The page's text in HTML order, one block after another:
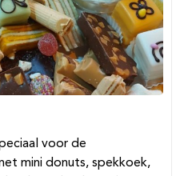
voor de
mini donuts, spekkoek,